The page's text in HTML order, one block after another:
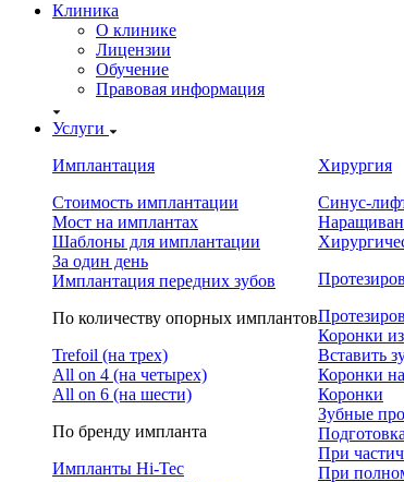
Клиника
О клинике
Лицензии
Обучение
Правовая информация
Услуги
Имплантация
Стоимость имплантации
Мост на имплантах
Шаблоны для имплантации
За один день
Имплантация передних зубов
По количеству опорных имплантов
Trefoil (на трех)
All on 4 (на четырех)
All on 6 (на шести)
По бренду импланта
Импланты Hi-Tec
Хирургия
Синус-
Коронки
Вставить
Коронки
Коронки
Зубные
При
При